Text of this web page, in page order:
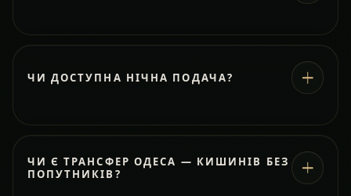
ЧИ ДОСТУПНА НІЧНА ПОДАЧА?
ЧИ Є ТРАНСФЕР ОДЕСА — КИШИНІВ БЕЗ
ПОПУТНИКІВ?